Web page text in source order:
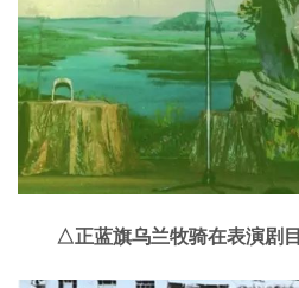
△正蓝旗乌兰牧骑在表演剧目